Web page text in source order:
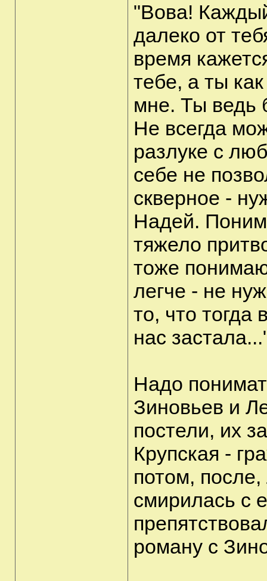
"Вова!
далеко от
время
тебе, а ты
мне. Ты ведь
Не всегда
разлуке с
себе не
скверное -
Надей.
тяжело
тоже
легче - не
то, что тогда
нас
Надо
Зиновьев и
постели, их
Крупская -
потом,
смирилась с
роману с